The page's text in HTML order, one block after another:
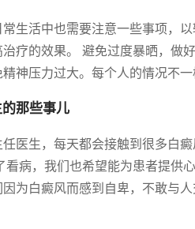
生活中也需要注意一些事项，
疗的效果。 避免过度暴晒，做
神压力过大。每个人的情况不
那些事儿
医生，每天都会接触到很多白
看病，我们也希望能为患者提供
为白癜风而感到自卑，不敢与